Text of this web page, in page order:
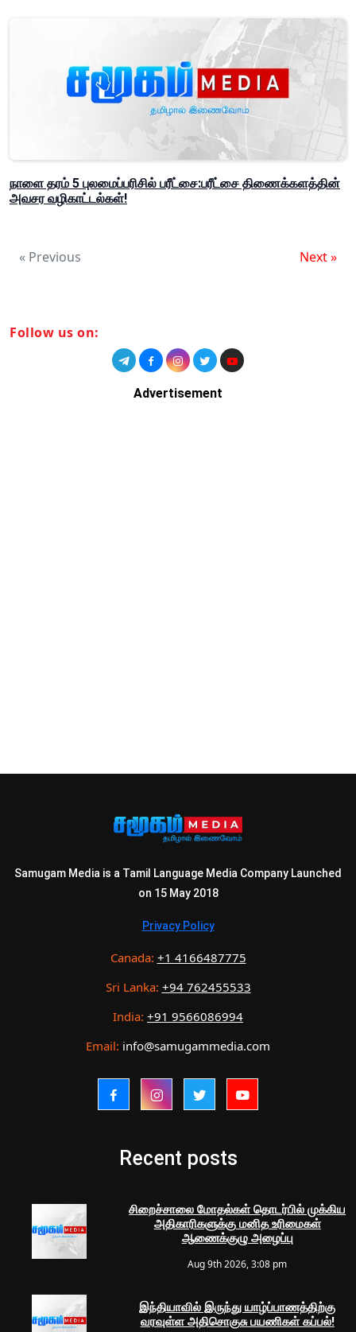
நாளை தரம் 5 புலமைப்பரிசில் பரீட்சை:பரீட்சை திணைக்களத்தின்
அவசர வழிகாட்டல்கள்!
« Previous Next »
Follow us on:
Advertisement
Samugam Media is a Tamil Language Media Company Launched
on 15 May 2018
Privacy Policy
Canada: +1 4166487775
Sri Lanka: +94 762455533
India: +91 9566086994
Email: info@samugammedia.com
Recent posts
சிறைச்சாலை மோதல்கள் தொடர்பில் முக்கிய
அதிகாரிகளுக்கு மனித உரிமைகள்
ஆணைக்குழு அழைப்பு
Aug 9th 2026, 3:08 pm
இந்தியாவில் இருந்து யாழ்ப்பாணத்திற்கு
வரவுள்ள அதிசொகுசு பயணிகள் கப்பல்!